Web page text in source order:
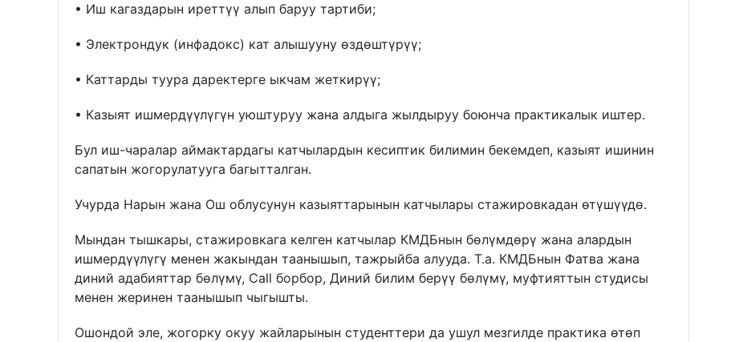
• Иш кагаздарын иреттүү алып баруу тартиби;
• Электрондук (инфадокс) кат алышууну өздөштүрүү;
• Каттарды туура даректерге ыкчам жеткирүү;
• Казыят ишмердүүлүгүн уюштуруу жана алдыга жылдыруу боюнча практикалык иштер.
Бул иш-чаралар аймактардагы катчылардын кесиптик билимин бекемдеп, казыят ишинин
сапатын жогорулатууга багытталган.
Учурда Нарын жана Ош облусунун казыяттарынын катчылары стажировкадан өтүшүүдө.
Мындан тышкары, стажировкага келген катчылар КМДБнын бөлүмдөрү жана алардын
ишмердүүлүгү менен жакындан таанышып, тажрыйба алууда. Т.а. КМДБнын Фатва жана
диний адабияттар бөлүмү, Cаll борбор, Диний билим берүү бөлүмү, муфтияттын студисы
менен жеринен таанышып чыгышты.
Ошондой эле, жогорку окуу жайларынын студенттери да ушул мезгилде практика өтөп